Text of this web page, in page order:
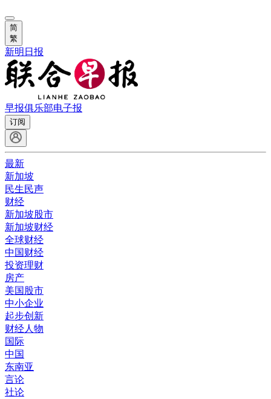
简
繁
新明日报
早报俱乐部电子报
订阅
最新
新加坡
民生民声
财经
新加坡股市
新加坡财经
全球财经
中国财经
投资理财
房产
美国股市
中小企业
起步创新
财经人物
国际
中国
东南亚
言论
社论